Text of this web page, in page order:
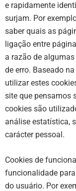
e rapidamente
surjam. Por
saber quais as
ligação entre
a razão de
de erro. Baseado
utilizar estes
site que pensamos
cookies são
análise estatística,
carácter pessoal.
Cookies de
funcionalidade
do usuário. Por